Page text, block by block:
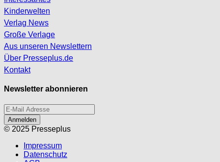
Kinderwelten
Verlag News
Große Verlage
Aus unseren Newslettern
Über Presseplus.de
Kontakt
Newsletter abonnieren
Anmelden
© 2025 Presseplus
Impressum
Datenschutz